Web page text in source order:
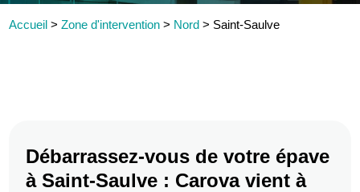
Accueil >Zone d'intervention > Nord > Saint-Saulve
Débarrassez-vous de votre épave
à Saint-Saulve : Carova vient à